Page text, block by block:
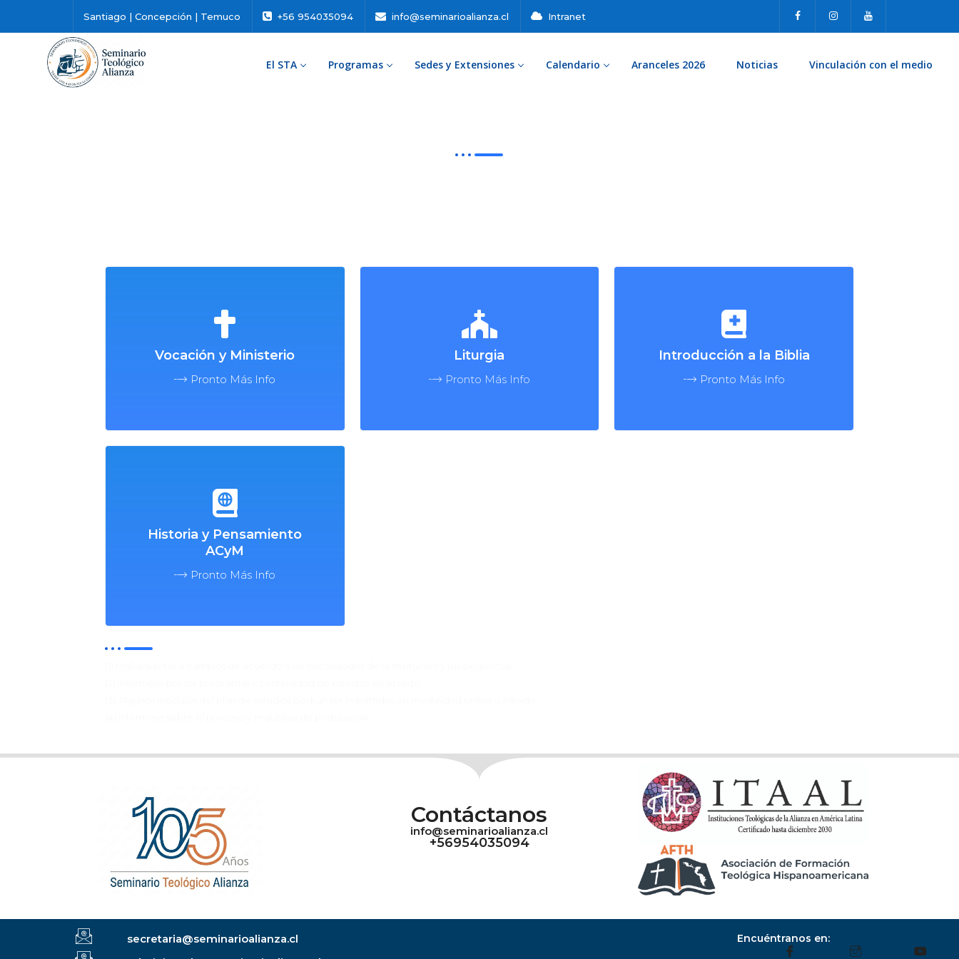
Santiago | Concepción | Temuco +56 954035094 info@seminarioalianza.cl Intranet
El STA Programas Sedes y Extensiones Calendario Aranceles 2026 Noticias Vinculación con el medio
Vocación y Ministerio
Pronto Más Info
Liturgia
Pronto Más Info
Introducción a la Biblia
Pronto Más Info
Historia y Pensamiento
ACyM
Pronto Más Info
Contáctanos
info@seminarioalianza.cl
+56954035094
secretaria@seminarioalianza.cl
Encuéntranos en: